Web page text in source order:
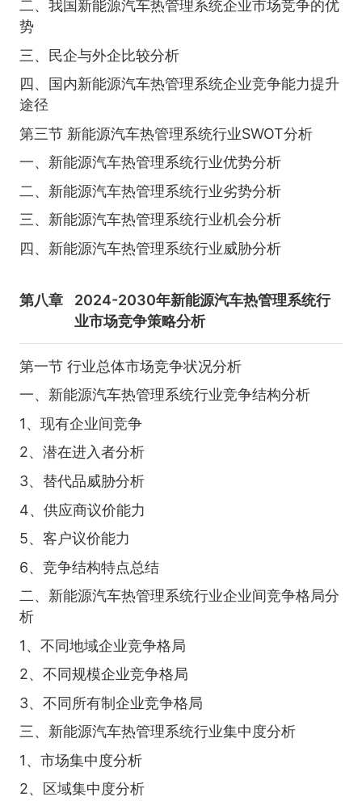
二、我国新能源汽车热管理系统企业市场竞争的优
势
三、民企与外企比较分析
四、国内新能源汽车热管理系统企业竞争能力提升
途径
第三节 新能源汽车热管理系统行业SWOT分析
一、新能源汽车热管理系统行业优势分析
二、新能源汽车热管理系统行业劣势分析
三、新能源汽车热管理系统行业机会分析
四、新能源汽车热管理系统行业威胁分析
第八章
2024-2030年新能源汽车热管理系统行
业市场竞争策略分析
第一节 行业总体市场竞争状况分析
一、新能源汽车热管理系统行业竞争结构分析
1、现有企业间竞争
2、潜在进入者分析
3、替代品威胁分析
4、供应商议价能力
5、客户议价能力
6、竞争结构特点总结
二、新能源汽车热管理系统行业企业间竞争格局分
析
1、不同地域企业竞争格局
2、不同规模企业竞争格局
3、不同所有制企业竞争格局
三、新能源汽车热管理系统行业集中度分析
1、市场集中度分析
2、区域集中度分析